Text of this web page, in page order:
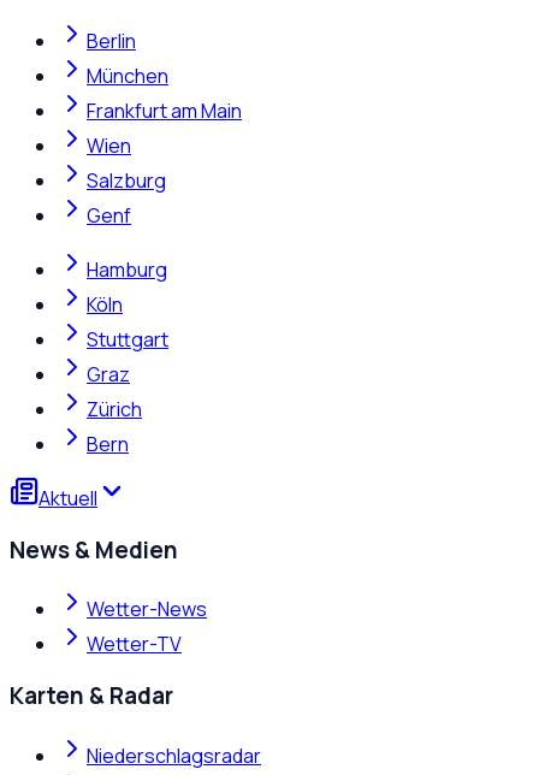
Berlin
München
Frankfurt am Main
Wien
Salzburg
Genf
Hamburg
Köln
Stuttgart
Graz
Zürich
Bern
Aktuell
News & Medien
Wetter-News
Wetter-TV
Karten & Radar
Niederschlagsradar